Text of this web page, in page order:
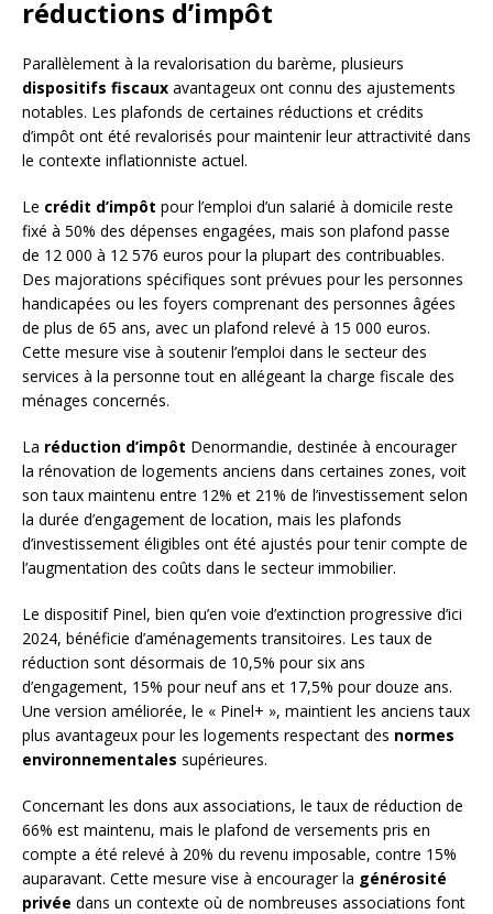
réductions d’impôt
Parallèlement à la revalorisation du barème, plusieurs
dispositifs fiscaux avantageux ont connu des ajustements
notables. Les plafonds de certaines réductions et crédits
d’impôt ont été revalorisés pour maintenir leur attractivité dans
le contexte inflationniste actuel.
Le crédit d’impôt pour l’emploi d’un salarié à domicile reste
fixé à 50% des dépenses engagées, mais son plafond passe
de 12 000 à 12 576 euros pour la plupart des contribuables.
Des majorations spécifiques sont prévues pour les personnes
handicapées ou les foyers comprenant des personnes âgées
de plus de 65 ans, avec un plafond relevé à 15 000 euros.
Cette mesure vise à soutenir l’emploi dans le secteur des
services à la personne tout en allégeant la charge fiscale des
ménages concernés.
La réduction d’impôt Denormandie, destinée à encourager
la rénovation de logements anciens dans certaines zones, voit
son taux maintenu entre 12% et 21% de l’investissement selon
la durée d’engagement de location, mais les plafonds
d’investissement éligibles ont été ajustés pour tenir compte de
l’augmentation des coûts dans le secteur immobilier.
Le dispositif Pinel, bien qu’en voie d’extinction progressive d’ici
2024, bénéficie d’aménagements transitoires. Les taux de
réduction sont désormais de 10,5% pour six ans
d’engagement, 15% pour neuf ans et 17,5% pour douze ans.
Une version améliorée, le « Pinel+ », maintient les anciens taux
plus avantageux pour les logements respectant des normes
environnementales supérieures.
Concernant les dons aux associations, le taux de réduction de
66% est maintenu, mais le plafond de versements pris en
compte a été relevé à 20% du revenu imposable, contre 15%
auparavant. Cette mesure vise à encourager la générosité
privée dans un contexte où de nombreuses associations font